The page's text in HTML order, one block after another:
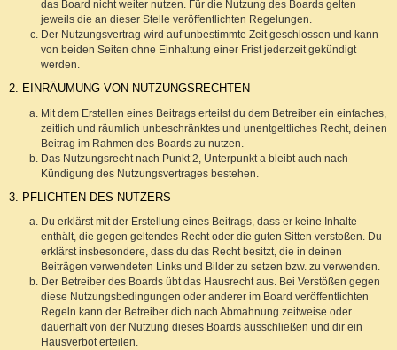
das Board nicht weiter nutzen. Für die Nutzung des Boards gelten
jeweils die an dieser Stelle veröffentlichten Regelungen.
Der Nutzungsvertrag wird auf unbestimmte Zeit geschlossen und kann
von beiden Seiten ohne Einhaltung einer Frist jederzeit gekündigt
werden.
2. EINRÄUMUNG VON NUTZUNGSRECHTEN
Mit dem Erstellen eines Beitrags erteilst du dem Betreiber ein einfaches,
zeitlich und räumlich unbeschränktes und unentgeltliches Recht, deinen
Beitrag im Rahmen des Boards zu nutzen.
Das Nutzungsrecht nach Punkt 2, Unterpunkt a bleibt auch nach
Kündigung des Nutzungsvertrages bestehen.
3. PFLICHTEN DES NUTZERS
Du erklärst mit der Erstellung eines Beitrags, dass er keine Inhalte
enthält, die gegen geltendes Recht oder die guten Sitten verstoßen. Du
erklärst insbesondere, dass du das Recht besitzt, die in deinen
Beiträgen verwendeten Links und Bilder zu setzen bzw. zu verwenden.
Der Betreiber des Boards übt das Hausrecht aus. Bei Verstößen gegen
diese Nutzungsbedingungen oder anderer im Board veröffentlichten
Regeln kann der Betreiber dich nach Abmahnung zeitweise oder
dauerhaft von der Nutzung dieses Boards ausschließen und dir ein
Hausverbot erteilen.